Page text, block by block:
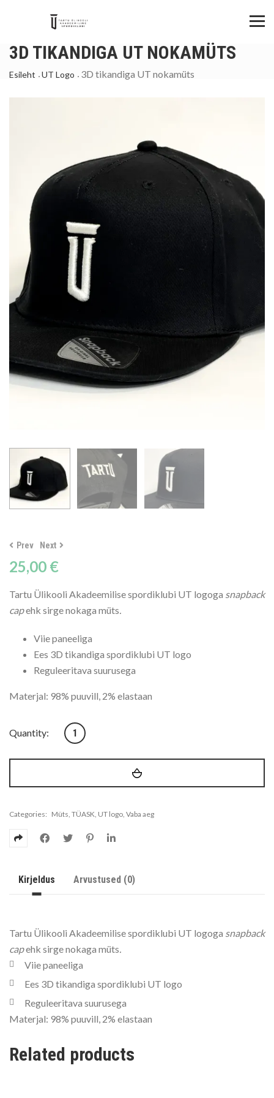
3D TIKANDIGA UT NOKAMÜTS
Esileht UT Logo 3D tikandiga UT nokamüts
Prev Next
25,00 €
Tartu Ülikooli Akadeemilise spordiklubi UT logoga snapback
capehk sirge nokaga müts.
Viie paneeliga
Ees 3D tikandiga spordiklubi UT logo
Reguleeritava suurusega
Materjal: 98% puuvill, 2% elastaan
Quantity: 3D tikandiga UT nokamüts kogus
Categories: Müts TÜASK UT logo Vaba aeg
Kirjeldus Arvustused (0)
Tartu Ülikooli Akadeemilise spordiklubi UT logoga snapback
capehk sirge nokaga müts
Viie paneeliga
Ees 3D tikandiga spordiklubi UT logo
Reguleeritava suurusega
Materjal: 98% puuvill, 2% elastaan
Related products